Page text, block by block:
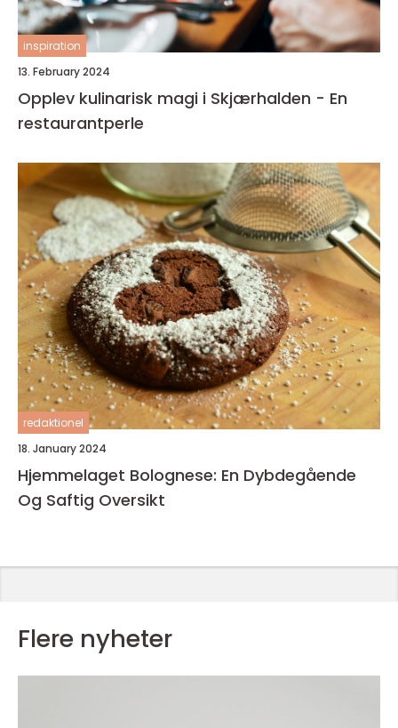
inspiration
13. February 2024
Opplev kulinarisk magi i Skjærhalden - En
restaurantperle
redaktionel
18. January 2024
Hjemmelaget Bolognese: En Dybdegående
Og Saftig Oversikt
Flere nyheter